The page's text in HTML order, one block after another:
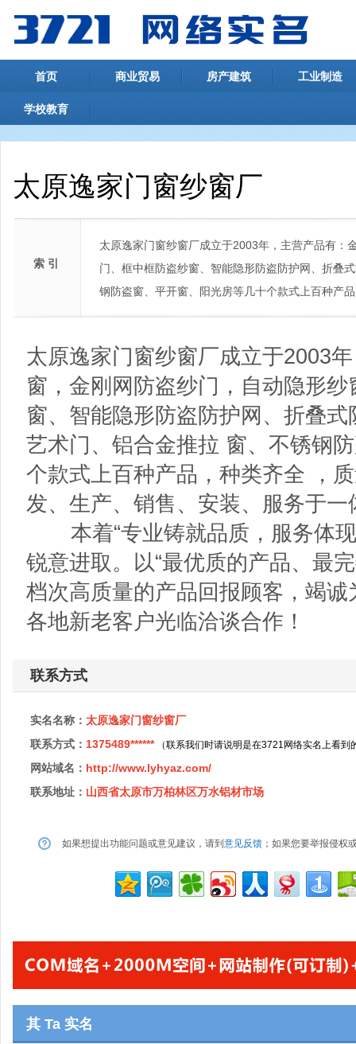
首页 商业贸易 房产建筑 工业制造
学校教育
太原逸家门窗纱窗厂
索 引
太原逸家门窗纱窗厂成立于2003年，主营产品有：
门、框中框防盗纱窗、智能隐形防盗防护网、折叠
钢防盗窗、平开窗、阳光房等几十个款式上百种产
太原逸家门窗纱窗厂成立于2003
窗，金刚网防盗纱门，自动隐形
窗、智能隐形防盗防护网、折叠
艺术门、铝合金推拉 窗、不锈钢
个款式上百种产品，种类齐全 ，
发、生产、销售、安装、服务于
本着“专业铸就品质，服务体现
锐意进取。以“最优质的产品、最
档次高质量的产品回报顾客，竭
各地新老客户光临洽谈合作！
联系方式
实名名称： 太原逸家门窗纱窗厂
联系方式： 1375489******（联系我们时请说明是在3721网络实名上看到
网站域名： http://www.lyhyaz.com/
联系地址： 山西省太原市万柏林区万水铝材市场
如果想提出功能问题或意见建议，请到 意见反馈 ；如果您要举报侵权
其 Ta 实名